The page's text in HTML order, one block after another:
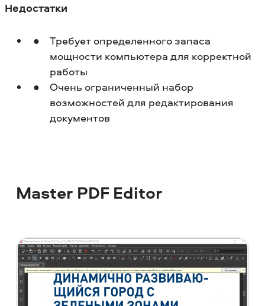
Недостатки
Требует определенного запаса
мощности компьютера для корректной
работы
Очень ограниченный набор
возможностей для редактирования
документов
Master PDF Editor